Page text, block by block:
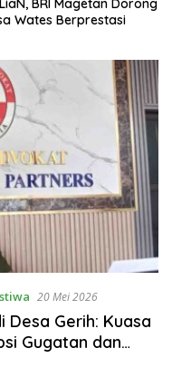
BRI Magetan Dorong
Wates Berprestasi
20 Mei 2026
Desa Gerih: Kuasa
Gugatan dan